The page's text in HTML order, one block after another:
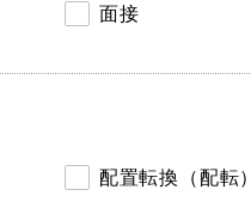
面接
配置転換（配転）